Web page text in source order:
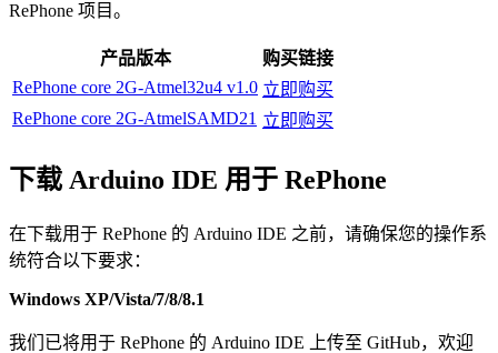
RePhone 项目。
产品版本
购买链接
RePhone core 2G-Atmel32u4 v1.0 立即购买
RePhone core 2G-AtmelSAMD21 立即购买
下载 Arduino IDE 用于 RePhone
在下载用于 RePhone 的 Arduino IDE 之前，请确保您的操作系
统符合以下要求：
Windows XP/Vista/7/8/8.1
我们已将用于 RePhone 的 Arduino IDE 上传至 GitHub，欢迎